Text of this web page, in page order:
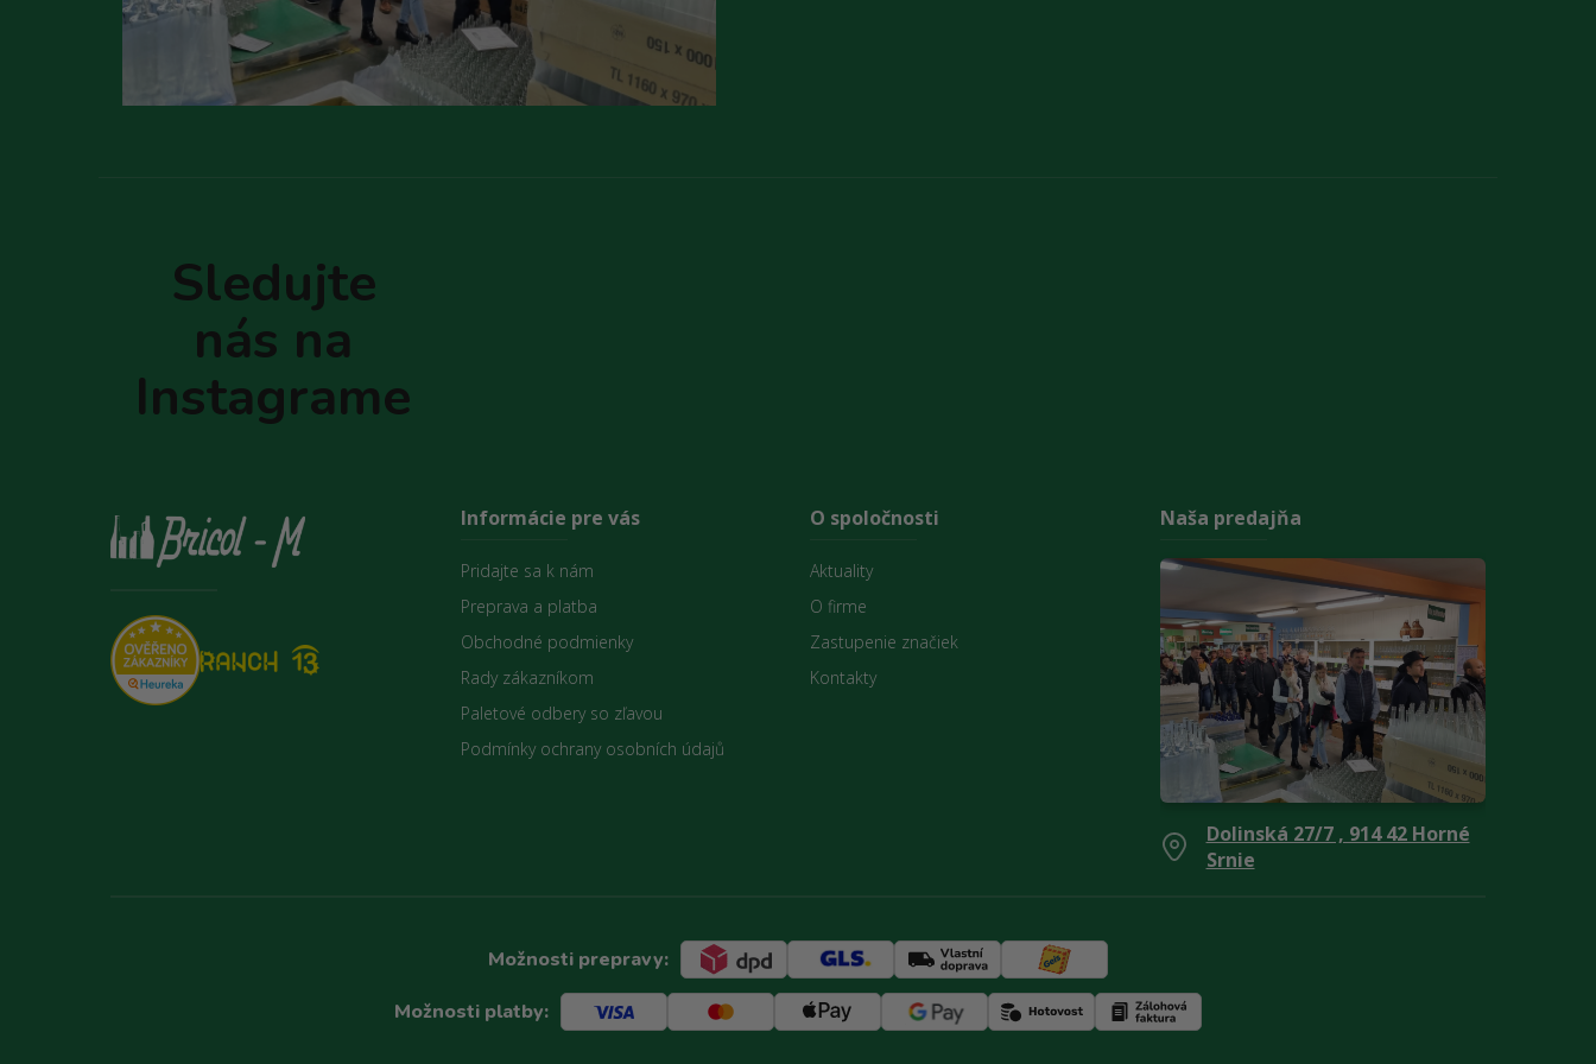
Sledujte
nás na
Instagrame
Informácie pre vás
Pridajte sa k nám
Preprava a platba
Obchodné podmienky
Rady zákazníkom
Paletové odbery so zľavou
Podmínky ochrany osobních údajů
O spoločnosti
Aktuality
O firme
Zastupenie značiek
Kontakty
Naša predajňa
Dolinská 27/7 , 914 42 Horné
Srnie
Možnosti prepravy:
Možnosti platby: